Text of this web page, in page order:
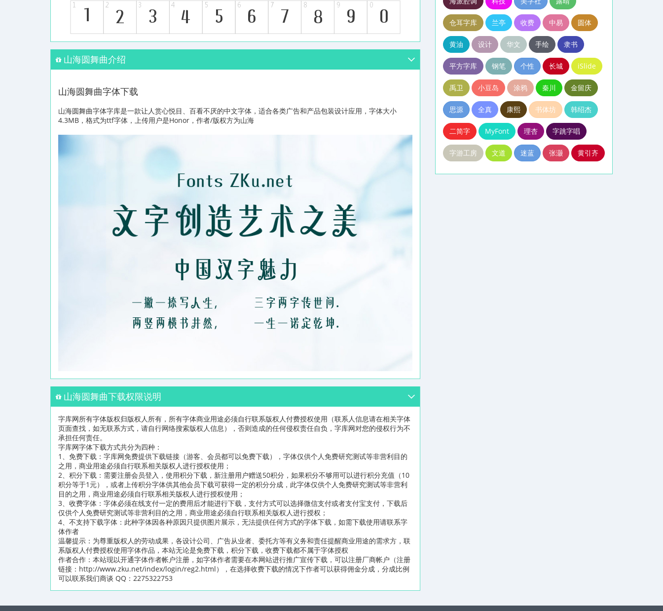
山海圆舞曲介绍
山海圆舞曲字体下载
山海圆舞曲字体字库是一款让人赏心悦目、百看不厌的中文字体，适合各类广告和产品包装设计应用，字体大小
4.3MB，格式为ttf字体，上传用户是Honor，作者/版权方为山海
山海圆舞曲下载权限说明
字库网所有字体版权归版权人所有，所有字体商业用途必须自行联系版权人付费授权使用（联系人信息请在相关字体
页面查找，如无联系方式，请自行网络搜索版权人信息），否则造成的任何侵权责任自负，字库网对您的侵权行为不
承担任何责任。
字库网字体下载方式共分为四种：
1、免费下载：字库网免费提供下载链接（游客、会员都可以免费下载），字体仅供个人免费研究测试等非营利目的
之用，商业用途必须自行联系相关版权人进行授权使用；
2、积分下载：需要注册会员登入，使用积分下载，新注册用户赠送50积分，如果积分不够用可以进行积分充值（10
积分等于1元），或者上传积分字体供其他会员下载可获得一定的积分分成，此字体仅供个人免费研究测试等非营利
目的之用，商业用途必须自行联系相关版权人进行授权使用；
3、收费字体：字体必须在线支付一定的费用后才能进行下载，支付方式可以选择微信支付或者支付宝支付，下载后
仅供个人免费研究测试等非营利目的之用，商业用途必须自行联系相关版权人进行授权；
4、不支持下载字体：此种字体因各种原因只提供图片展示，无法提供任何方式的字体下载，如需下载使用请联系字
体作者
温馨提示：为尊重版权人的劳动成果，各设计公司、广告从业者、委托方等有义务和责任提醒商业用途的需求方，联
系版权人付费授权使用字体作品，本站无论是免费下载，积分下载，收费下载都不属于字体授权
作者合作：本站现以开通字体作者帐户注册，如字体作者需要在本网站进行推广宣传下载，可以注册厂商帐户（注册
链接：http://www.zku.net/index/login/reg2.html），在选择收费下载的情况下作者可以获得佣金分成，分成比例
可以联系我们商谈 QQ：2275322753
仓耳字库 兰亭 收费 中易 圆体
黄油 设计 华文 手绘 隶书
平方字库 钢笔 个性 长城 iSlide
禹卫 小豆岛 涂鸦 秦川 金留庆
思源 全真 康熙 书体坊 韩绍杰
二简字 MyFont 理杏 字跳字唱
字游工房 文道 迷蓝 张灏 黄引齐